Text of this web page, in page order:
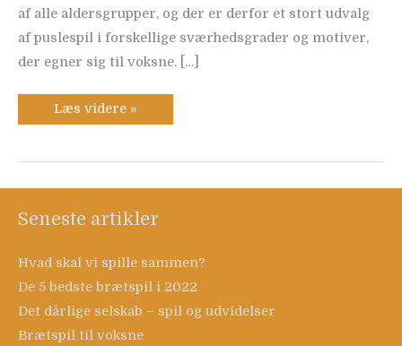
af alle aldersgrupper, og der er derfor et stort udvalg
af puslespil i forskellige sværhedsgrader og motiver,
der egner sig til voksne. […]
Læs videre »
Seneste artikler
Hvad skal vi spille sammen?
De 5 bedste brætspil i 2022
Det dårlige selskab – spil og udvidelser
Brætspil til voksne